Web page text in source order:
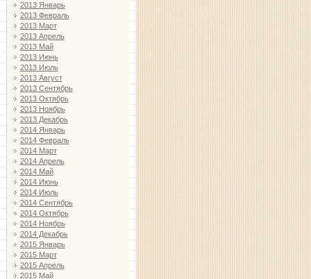
2013 Январь
2013 Февраль
2013 Март
2013 Апрель
2013 Май
2013 Июнь
2013 Июль
2013 Август
2013 Сентябрь
2013 Октябрь
2013 Ноябрь
2013 Декабрь
2014 Январь
2014 Февраль
2014 Март
2014 Апрель
2014 Май
2014 Июнь
2014 Июль
2014 Сентябрь
2014 Октябрь
2014 Ноябрь
2014 Декабрь
2015 Январь
2015 Март
2015 Апрель
2015 Май